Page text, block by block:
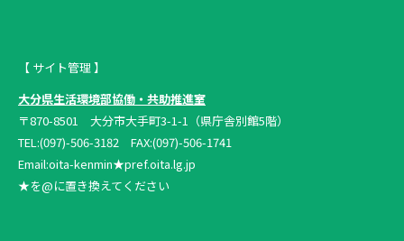
【 サイト管理 】
大分県生活環境部協働・共助推進室
〒870-8501 大分市大手町3-1-1（県庁舎別館5階）
TEL:(097)-506-3182 FAX:(097)-506-1741
Email:oita-kenmin★pref.oita.lg.jp
★を@に置き換えてください